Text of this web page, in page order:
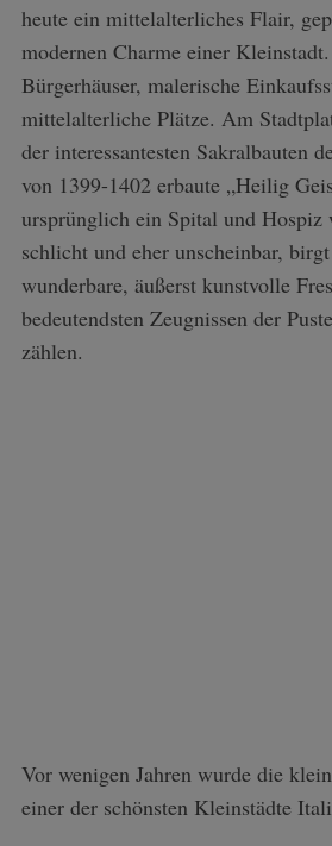
heute ein mittelalterliches Flair,
modernen Charme einer
Bürgerhäuser, malerische
mittelalterliche Plätze. Am
der interessantesten Sakralbauten
von 1399-1402 erbaute „Heilig
ursprünglich ein Spital und Hospiz
schlicht und eher unscheinbar,
wunderbare, äußerst kunstvolle
bedeutendsten Zeugnissen der
zählen.
Vor wenigen Jahren wurde die
einer der schönsten Kleinstädte